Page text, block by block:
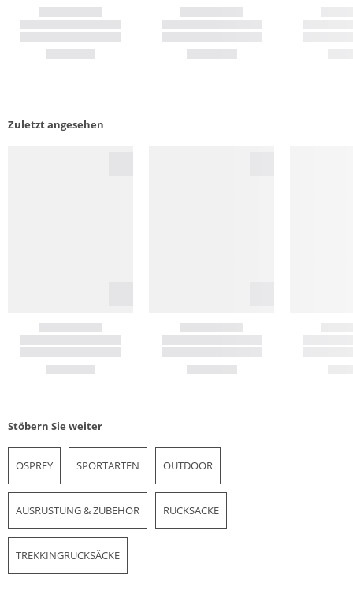
Zuletzt angesehen
Stöbern Sie weiter
OSPREY SPORTARTEN OUTDOOR
AUSRÜSTUNG & ZUBEHÖR RUCKSÄCKE
TREKKINGRUCKSÄCKE